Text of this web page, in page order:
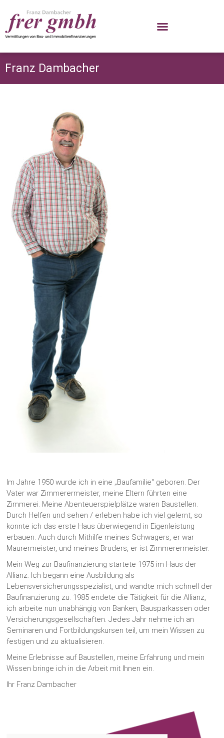
Franz Dambacher
Im Jahre 1950 wurde ich in eine „Baufamilie“ geboren. Der
Vater war Zimmerermeister, meine Eltern führten eine
Zimmerei. Meine Abenteuerspielplätze waren Baustellen.
Durch Helfen und sehen / erleben habe ich viel gelernt, so
konnte ich das erste Haus überwiegend in Eigenleistung
erbauen. Auch durch Mithilfe meines Schwagers, er war
Maurermeister, und meines Bruders, er ist Zimmerermeister.
Mein Weg zur Baufinanzierung startete 1975 im Haus der
Allianz. Ich begann eine Ausbildung als
Lebensversicherungsspezialist, und wandte mich schnell der
Baufinanzierung zu. 1985 endete die Tätigkeit für die Allianz,
ich arbeite nun unabhängig von Banken, Bausparkassen oder
Versicherungsgesellschaften. Jedes Jahr nehme ich an
Seminaren und Fortbildungskursen teil, um mein Wissen zu
festigen und zu aktualisieren.
Meine Erlebnisse auf Baustellen, meine Erfahrung und mein
Wissen bringe ich in die Arbeit mit Ihnen ein.
Ihr Franz Dambacher